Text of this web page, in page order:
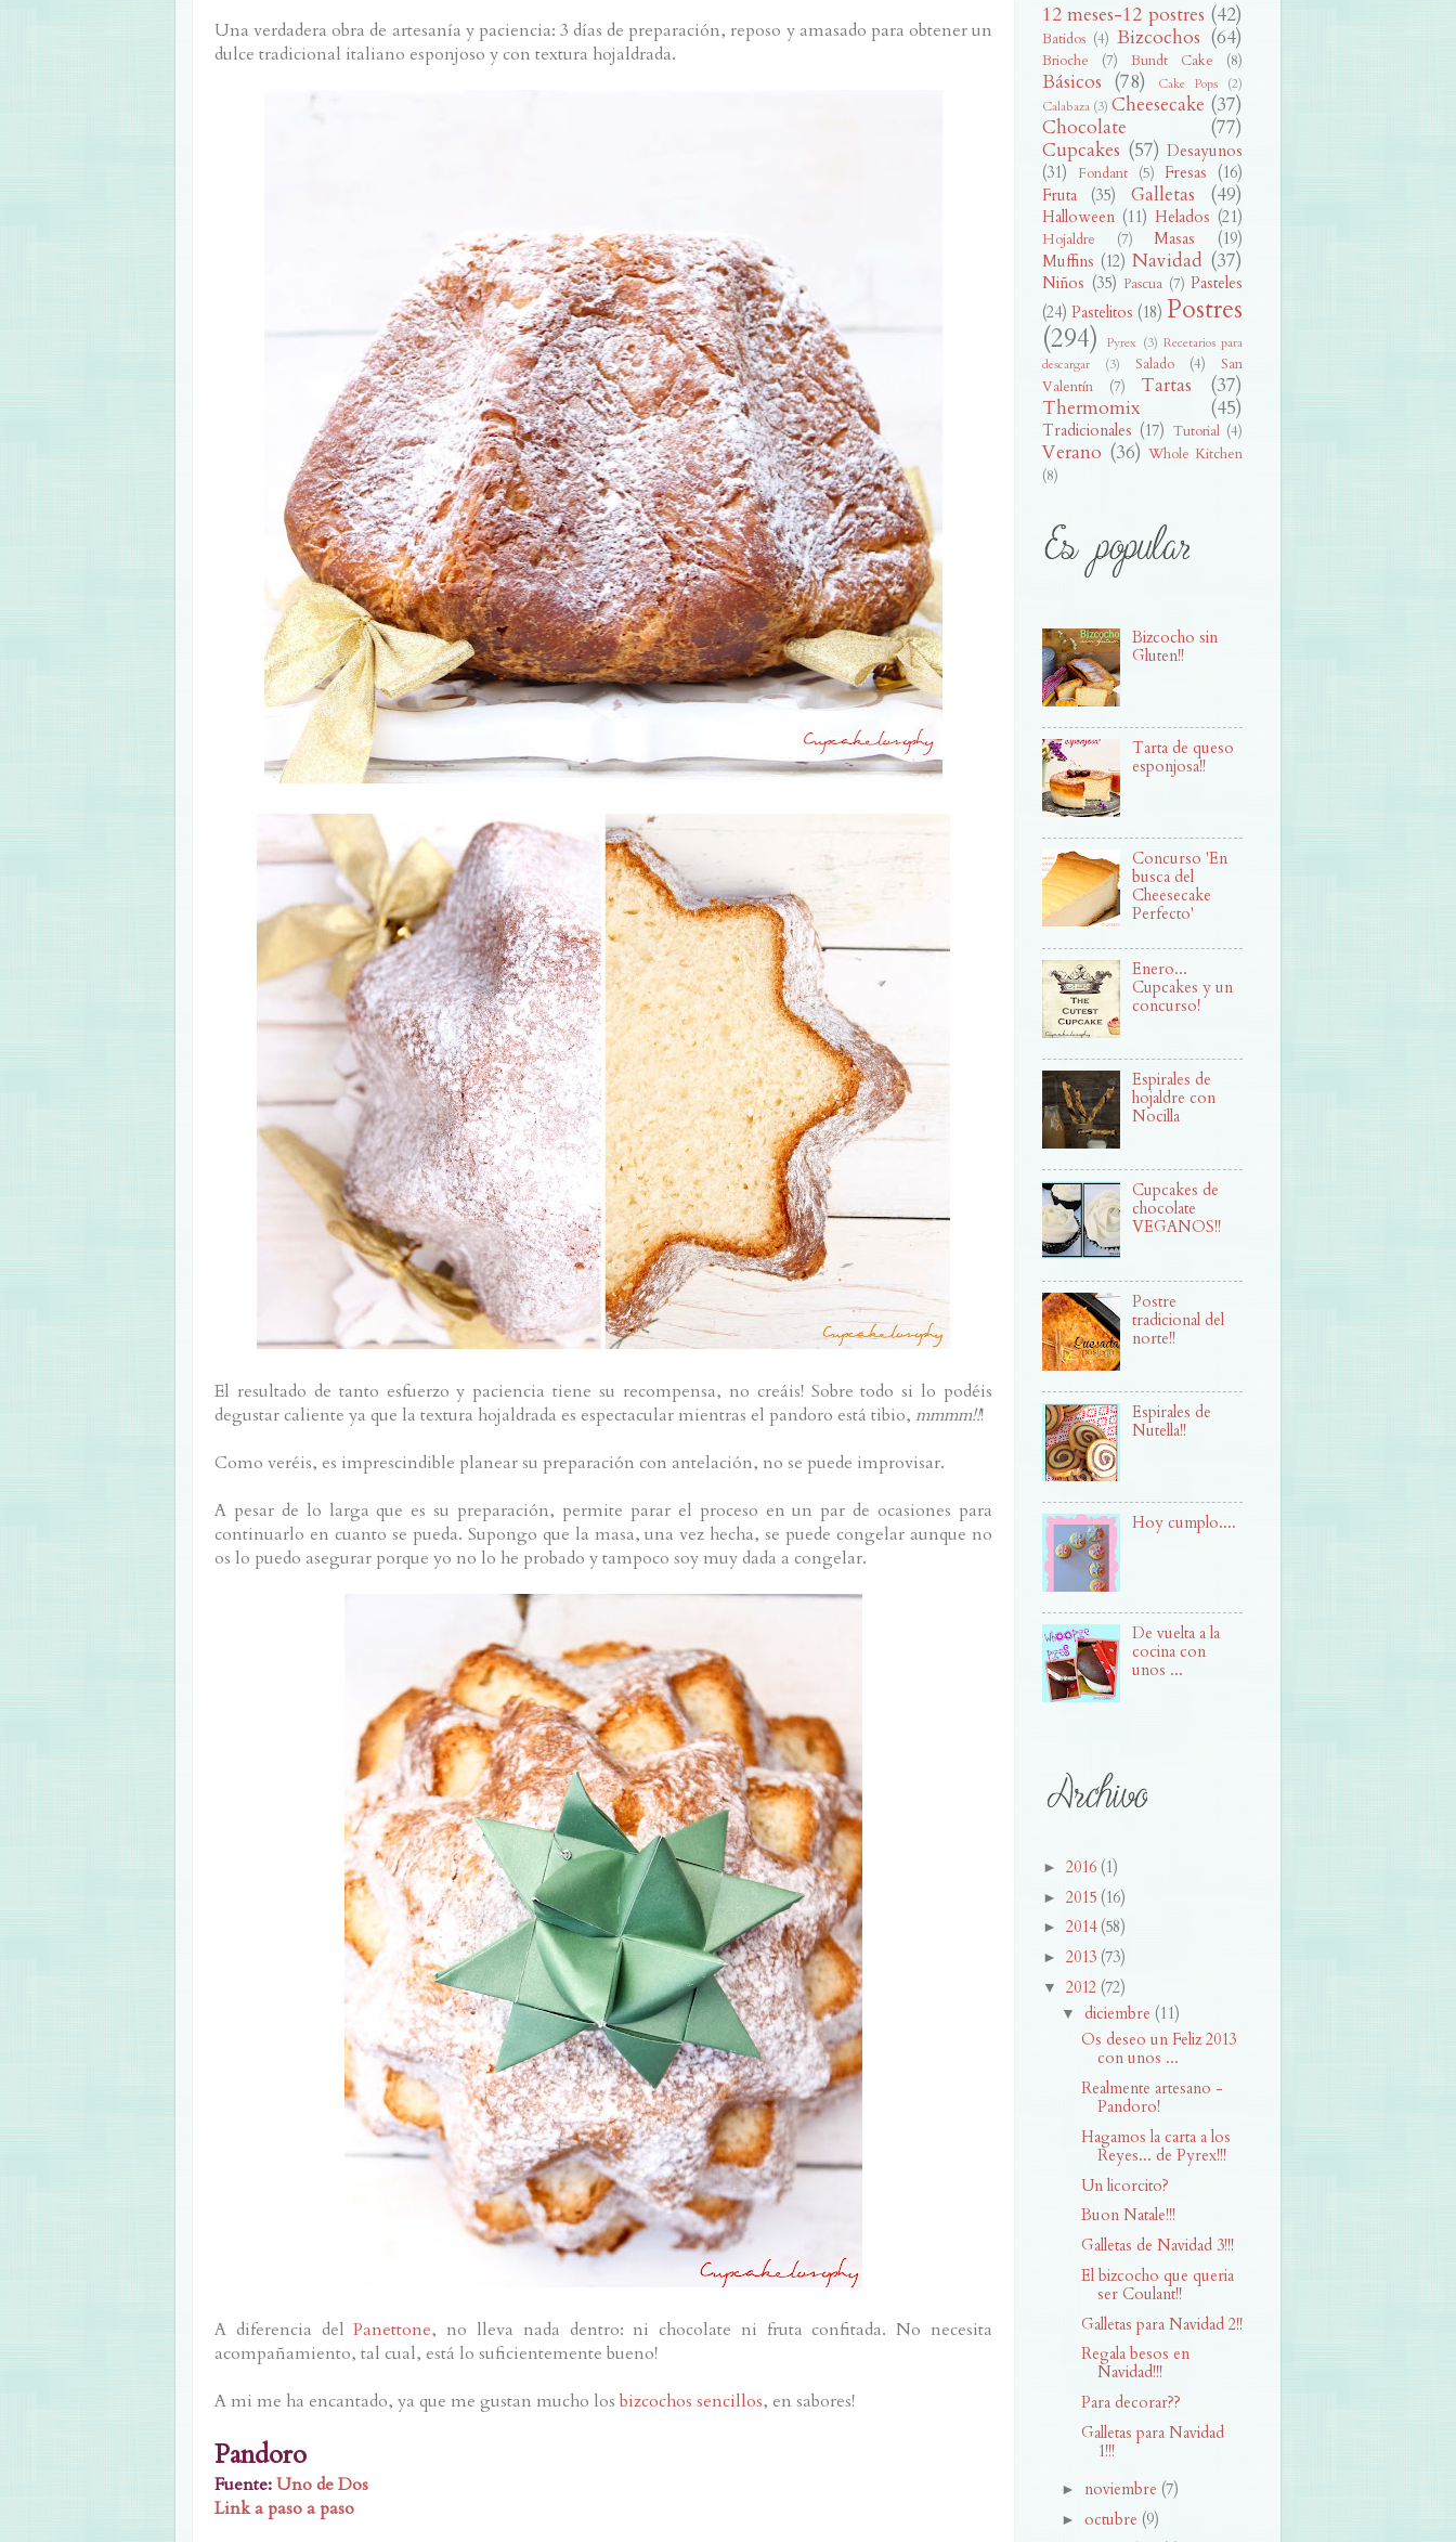
Una verdadera obra de artesanía y paciencia: 3 días de preparación, reposo y amasado para obtener un
dulce tradicional italiano esponjoso y con textura hojaldrada.
El resultado de tanto esfuerzo y paciencia tiene su recompensa, no creáis! Sobre todo si lo podéis
degustar caliente ya que la textura hojaldrada es espectacular mientras el pandoro está tibio, mmmm!!!
Como veréis, es imprescindible planear su preparación con antelación, no se puede improvisar.
A pesar de lo larga que es su preparación, permite parar el proceso en un par de ocasiones para
continuarlo en cuanto se pueda. Supongo que la masa, una vez hecha, se puede congelar aunque no
os lo puedo asegurar porque yo no lo he probado y tampoco soy muy dada a congelar.
A diferencia delPanettone, no lleva nada dentro: ni chocolate ni fruta confitada. No necesita
acompañamiento, tal cual, está lo suficientemente bueno!
A mi me ha encantado, ya que me gustan mucho los bizcochos sencillos, en sabores!
Pandoro
Fuente:Uno de Dos
Link a paso a paso
12 meses-12 postres (42)
Batidos (4) Bizcochos (64)
Brioche (7) Bundt Cake (8)
Básicos (78) Cake Pops
(2)
Calabaza (3) Cheesecake (37)
Chocolate
(77)
Cupcakes (57) Desayunos
(31)
Fondant (5) Fresas
(16)
Fruta
(35) Galletas (49)
Halloween (11) Helados (21)
Hojaldre (7) Masas
(19)
Muffins (12) Navidad (37)
Niños (35) Pascua (7) Pasteles
(24) Pastelitos (18) Postres
(294)
Pyrex (3) Recetarios para
descargar
(3) Salado (4)
San
Valentín
(7) Tartas
(37)
Thermomix
(45)
Tradicionales (17) Tutorial (4)
Verano (36) Whole Kitchen
(8)
Bizcocho sin
Gluten!!
Tarta de queso
esponjosa!!
Concurso 'En
busca del
Cheesecake
Perfecto'
Enero...
Cupcakes y un
concurso!
Espirales de
hojaldre con
Nocilla
Cupcakes de
chocolate
VEGANOS!!
Postre
tradicional del
norte!!
Espirales de
Nutella!!
Hoy cumplo....
De vuelta a la
cocina con
unos ...
► 2016 (1)
► 2015 (16)
► 2014 (58)
► 2013 (73)
▼ 2012 (72)
▼diciembre (11)
Os deseo un Feliz 2013
con unos ...
Realmente artesano -
Pandoro!
Hagamos la carta a los
Reyes... de Pyrex!!!
Un licorcito?
Buon Natale!!!
Galletas de Navidad 3!!!
El bizcocho que queria
ser Coulant!!
Galletas para Navidad 2!!
Regala besos en
Navidad!!!
Para decorar??
Galletas para Navidad
1!!!
► noviembre (7)
►octubre (9)